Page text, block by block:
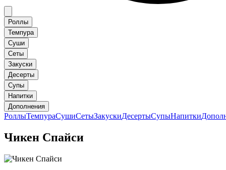
Роллы
Темпура
Суши
Сеты
Закуски
Десерты
Супы
Напитки
Дополнения
РоллыТемпураСушиСетыЗакускиДесертыСупыНапитки
Чикен Спайси